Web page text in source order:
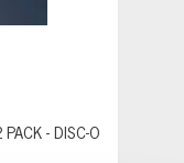
- DISC-O